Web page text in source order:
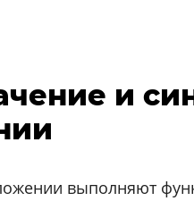
и
выполняют